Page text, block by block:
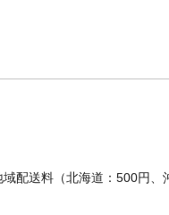
配送料（北海道：500円